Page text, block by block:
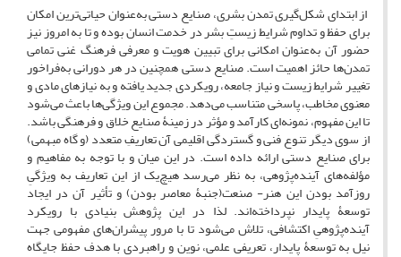
از ابتدای شکل‌گیری تمدن بشری، صنایع دستی به‌عنوان حیاتی‌ترین امکان
برای حفظ و تداوم شرایط زیستِ بشر در خدمت انسان بوده و تا به امروز نیز
حضور آن به‌عنوان امکانی برای تبیین هویت و معرفی فرهنگ غنی تمامی
تمدن‌ها حائز اهمیت است. صنایع دستی همچنین در هر دورانی به‌فراخور
تغییر شرایط زیست و نیاز جامعه، رویکردی جدید یافته و به نیازهای مادی و
معنوی مخاطب، پاسخی متناسب می‌دهد. مجموع این ویژگی‌ها باعث می‌شود
تا این مفهوم، نمونه‌ای کارآمد و مؤثر در زمینۀ صنایع ‌خلاق و فرهنگی باشد.
از سوی دیگر تنوع فنی و گستردگی اقلیمی آن تعاریفِ متعدد (و گاه مبهمی)
برای صنایع دستی ارائه داده است. در این میان و با توجه به مفاهیم و
مؤلفه‌های آینده‌پژوهی، به نظر می‌رسد هیچ‌یک از این تعاریف به ویژگیِ
روزآمد بودن این هنر- صنعت(جنبۀ معاصر بودن) و تأثیر آن در ایجاد
توسعۀ‌ پایدار نپرداخته‌اند. لذا در این پژوهش بنیادی با رویکرد
آینده‌پژوهیِ اکتشافی، تلاش می‌شود تا با مرور پیشران‌های مفهومی جهت
نیل به توسعۀ پایدار، تعریفی علمی، نوین و راهبردی با هدف حفظ جایگاه